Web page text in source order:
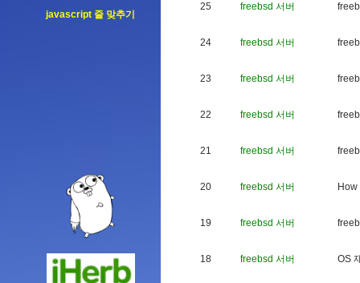
javascript 줄 맞추기
25 freebsd 서버 freeb
24 freebsd 서버 freeb
23 freebsd 서버 freeb
22 freebsd 서버 freeb
21 freebsd 서버 freeb
20 freebsd 서버 How
19 freebsd 서버 freeb
18 freebsd 서버 OS